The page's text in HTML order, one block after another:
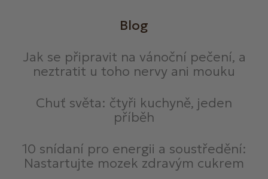
Blog
Jak se připravit na vánoční pečení, a
neztratit u toho nervy ani mouku
Chuť světa: čtyři kuchyně, jeden
příběh
10 snídaní pro energii a soustředění:
Nastartujte mozek zdravým cukrem